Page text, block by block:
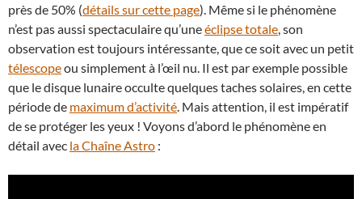
près de 50% (détails sur cette page). Même si le phénomène
n’est pas aussi spectaculaire qu’uneéclipse totale, son
observation est toujours intéressante, que ce soit avec un petit
télescopeou simplement à l’œil nu. Il est par exemple possible
que le disque lunaire occulte quelques taches solaires, en cette
période de maximum d’activité. Mais attention, il est impératif
de se protéger les yeux ! Voyons d’abord le phénomène en
détail avec la Chaîne Astro :